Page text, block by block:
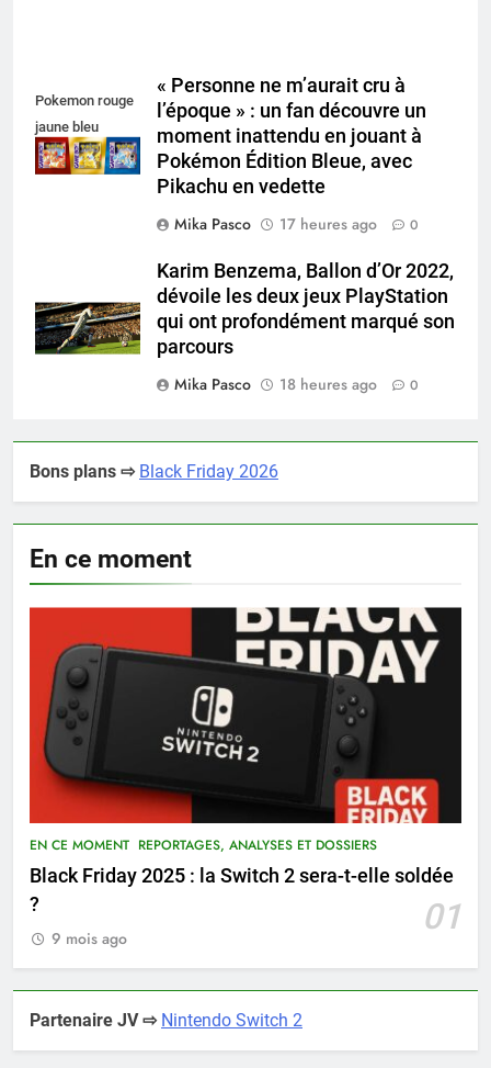
Pokemon rouge
jaune bleu
« Personne ne m’aurait cru à
l’époque » : un fan découvre un
moment inattendu en jouant à
Pokémon Édition Bleue, avec
Pikachu en vedette
Mika Pasco
17 heures ago 0
Karim Benzema, Ballon d’Or 2022,
dévoile les deux jeux PlayStation
qui ont profondément marqué son
parcours
Mika Pasco
18 heures ago 0
Bons plans ⇨ Black Friday 2026
En ce moment
EN CE MOMENT REPORTAGES, ANALYSES ET DOSSIERS
Black Friday 2025 : la Switch 2 sera-t-elle soldée
?
01
9 mois ago
Partenaire JV ⇨ Nintendo Switch 2